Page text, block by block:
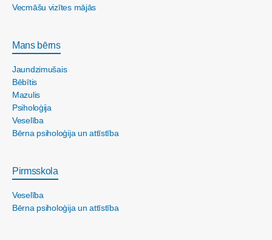
Vecmāšu vizītes mājās
Mans bērns
Jaundzimušais
Bēbītis
Mazulis
Psiholoģija
Veselība
Bērna psiholoģija un attīstība
Pirmsskola
Veselība
Bērna psiholoģija un attīstība